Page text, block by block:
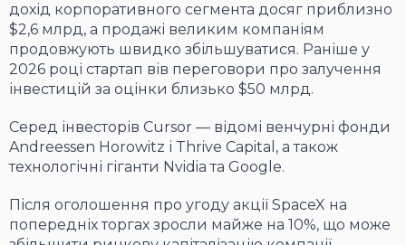
дохід корпоративного сегмента досяг приблизно
$2,6 млрд, а продажі великим компаніям
продовжують швидко збільшуватися. Раніше у
2026 році стартап вів переговори про залучення
інвестицій за оцінки близько $50 млрд.
Серед інвесторів Cursor — відомі венчурні фонди
Andreessen Horowitz і Thrive Capital, а також
технологічні гіганти Nvidia та Google.
Після оголошення про угоду акції SpaceX на
попередніх торгах зросли майже на 10%, що може